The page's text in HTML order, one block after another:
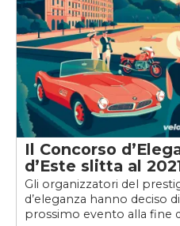
Il Concorso
d’Este slitta al
Gli organizzatori del
d’eleganza hanno deciso
prossimo evento alla fine